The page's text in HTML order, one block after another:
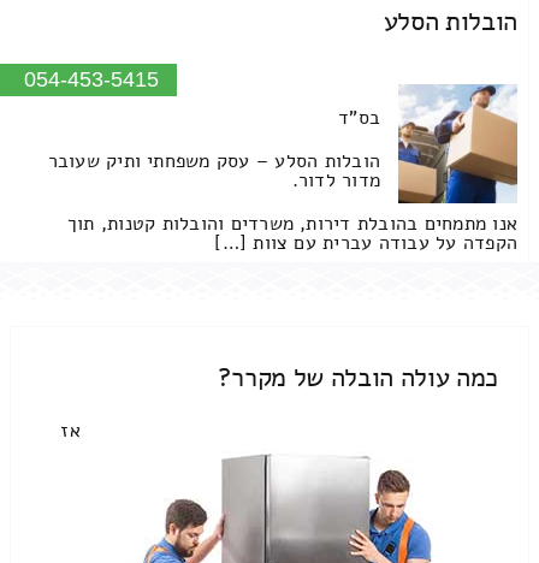
הובלות הסלע
054-453-5415
בס"ד
הובלות הסלע – עסק משפחתי ותיק שעובר
מדור לדור.
אנו מתמחים בהובלת דירות, משרדים והובלות קטנות, תוך
הקפדה על עבודה עברית עם צוות […]
כמה עולה הובלה של מקרר?
אז